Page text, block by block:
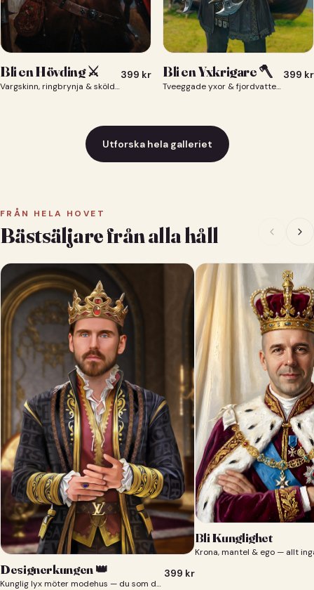
Bli en Hövding ⚔️
Vargskinn, ringbrynja & sköld — du som nordisk krigsherre ⚔️
399 kr Bli en Yxkrigare 🪓
Tveeggade yxor & fjordvatten bakom dig 🪓
399 kr
Utforska hela galleriet
FRÅN HELA HOVET
Bästsäljare från alla håll
Designerkungen 👑
Kunglig lyx möter modehus — du som designerkung 👑
399 kr
Bli Kunglighet
Krona, mantel & ego — allt